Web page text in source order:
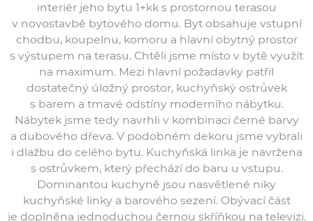
interiér jeho bytu 1+kk s prostornou terasou
v novostavbě bytového domu. Byt obsahuje vstupní
chodbu, koupelnu, komoru a hlavní obytný prostor
s výstupem na terasu. Chtěli jsme místo v bytě využít
na maximum. Mezi hlavní požadavky patřil
dostatečný úložný prostor, kuchyňský ostrůvek
s barem a tmavé odstíny moderního nábytku.
Nábytek jsme tedy navrhli v kombinaci černé barvy
a dubového dřeva. V podobném dekoru jsme vybrali
i dlažbu do celého bytu. Kuchyňská linka je navržena
s ostrůvkem, který přechází do baru u vstupu.
Dominantou kuchyně jsou nasvětlené niky
kuchyňské linky a barového sezení. Obývací část
je doplněna jednoduchou černou skříňkou na televizi.